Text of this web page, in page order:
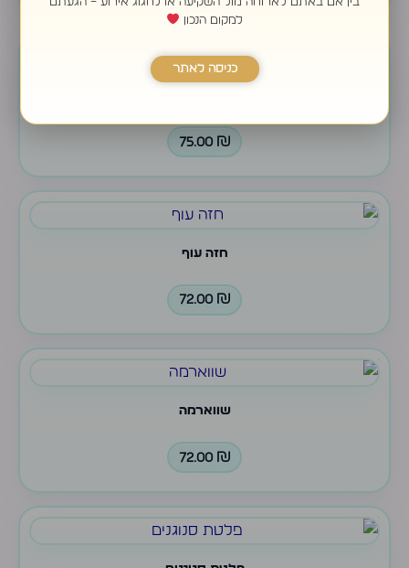
75.00 ₪
חזה עוף
72.00 ₪
שווארמה
72.00 ₪
למקום הנכון
כניסה לאתר